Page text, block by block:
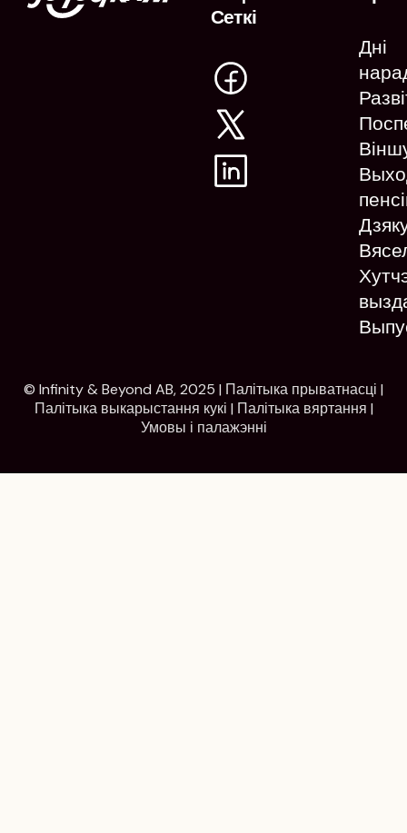
Сеткі
Дні
© Infinity & Beyond AB, 2025 | Палітыка прыватнасці |
Палітыка выкарыстання кукі | Палітыка вяртання |
Умовы і палажэнні